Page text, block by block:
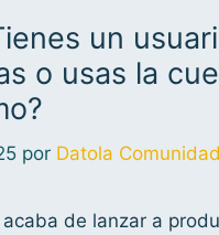
un
o usas la
por Datola Comunidad
de lanzar a